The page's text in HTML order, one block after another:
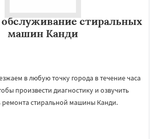
стиральных
машин Канди
в любую точку города в течение часа
произвести диагностику и озвучить
ремонта стиральной машины Канди.